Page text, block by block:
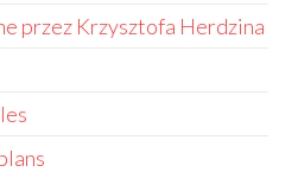
przez Krzysztofa Herdzina